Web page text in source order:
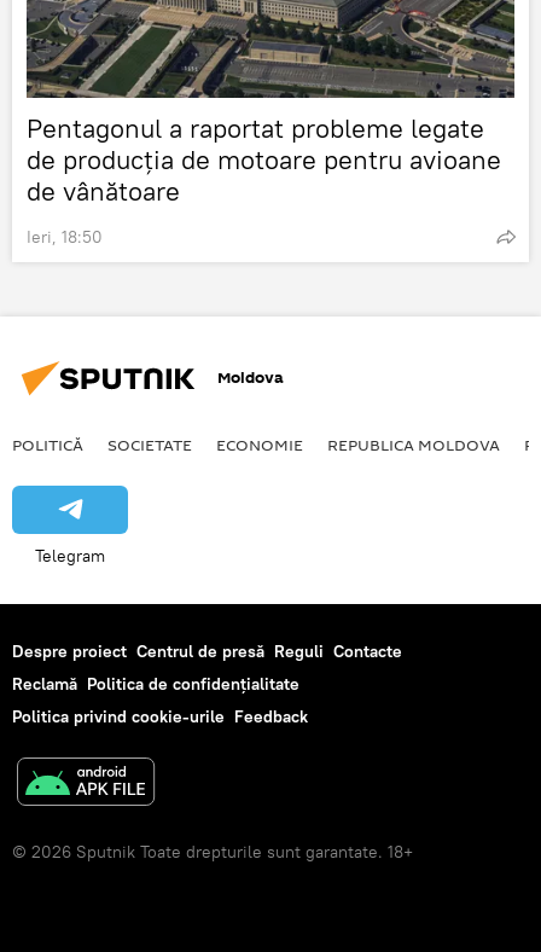
Pentagonul a raportat probleme legate
de producția de motoare pentru avioane
de vânătoare
Ieri, 18:50
Moldova
POLITICĂ SOCIETATE ECONOMIE REPUBLICA MOLDOVA
Telegram
Despre proiect Centrul de presă Reguli Contacte
Reclamă Politica de confidențialitate
Politica privind cookie-urile Feedback
© 2026 Sputnik Toate drepturile sunt garantate. 18+